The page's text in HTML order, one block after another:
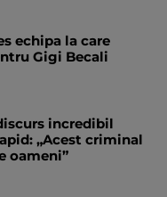
echipa la care
Gigi Becali
incredibil
„Acest criminal
oameni”